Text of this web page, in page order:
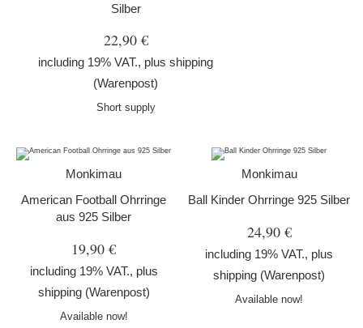
Silber
22,90 €
including 19% VAT., plus shipping
(Warenpost)
Short supply
Monkimau
American Football Ohrringe
aus 925 Silber
19,90 €
including 19% VAT., plus
shipping (Warenpost)
Available now!
Monkimau
Ball Kinder Ohrringe 925 Silber
24,90 €
including 19% VAT., plus
shipping (Warenpost)
Available now!